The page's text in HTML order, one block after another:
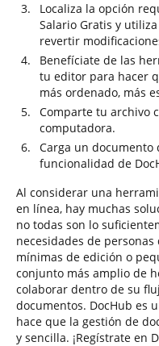
Localiza la opción
Salario Gratis y
revertir
Benefíciate de las
tu editor para hacer
más ordenado, más
Comparte tu archivo
computadora.
Carga un
funcionalidad de
Al considerar una
en línea, hay muchas
no todas son lo
necesidades de
mínimas de edición o
conjunto más amplio de
colaborar dentro de su
documentos. DocHub es
hace que la gestión de
y sencilla. ¡Regístrate en